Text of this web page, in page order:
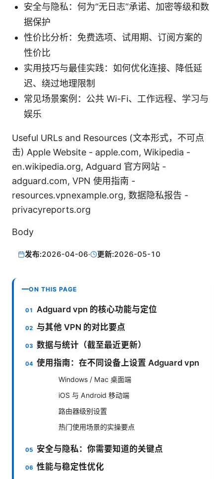
安全与隐私：何为“无日志”承诺、加密等级和数
据保护
性价比分析：免费选项、试用期、订阅方案的
性价比
实用技巧与最佳实践：如何优化连接、降低延
迟、绕过地理限制
常见场景案例：公共 Wi-Fi、工作远程、学习与
娱乐
Useful URLs and Resources (文本形式，不可点
击) Apple Website - apple.com, Wikipedia -
en.wikipedia.org, Adguard 官方网站 -
adguard.com, VPN 使用指南 -
resources.vpnexample.org, 数据隐私报告 -
privacyreports.org
Body
发布:2026-04-06· 更新:2026-05-10
ON THIS PAGE
Adguard vpn 的核心功能与定位
与其他 VPN 的对比要点
数据与统计（截至最近更新）
使用指南：在不同设备上设置 Adguard vpn
Windows / Mac 桌面端
iOS 与 Android 移动端
路由器级别设置
热门使用场景的实操要点
安全与隐私：你需要知道的关键点
性能与稳定性优化